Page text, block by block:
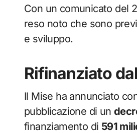
Con un comunicato del 28 giugno 2022 il Ministero dello Sviluppo Economico ( MISE) ha
reso noto che sono
e sviluppo.
Rifinanziato
Il Mise ha annunciato
pubblicazione di un
finanziamento di 591